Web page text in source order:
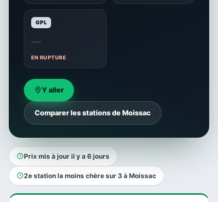
GPL
—
EN RUPTURE
Y aller
Comparer les stations de Moissac
Prix mis à jour il y a 6 jours
2e station la moins chère sur 3 à Moissac